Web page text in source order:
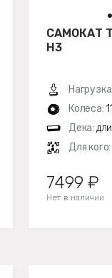
САМОКАТ
H3
Колеса:
Дека:
Для кого:
7499 ₽
Нет в наличии